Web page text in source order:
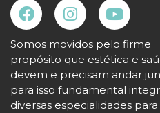
Somos movidos pelo firme
propósito que estética e
devem e precisam andar
para isso fundamental
diversas especialidades para